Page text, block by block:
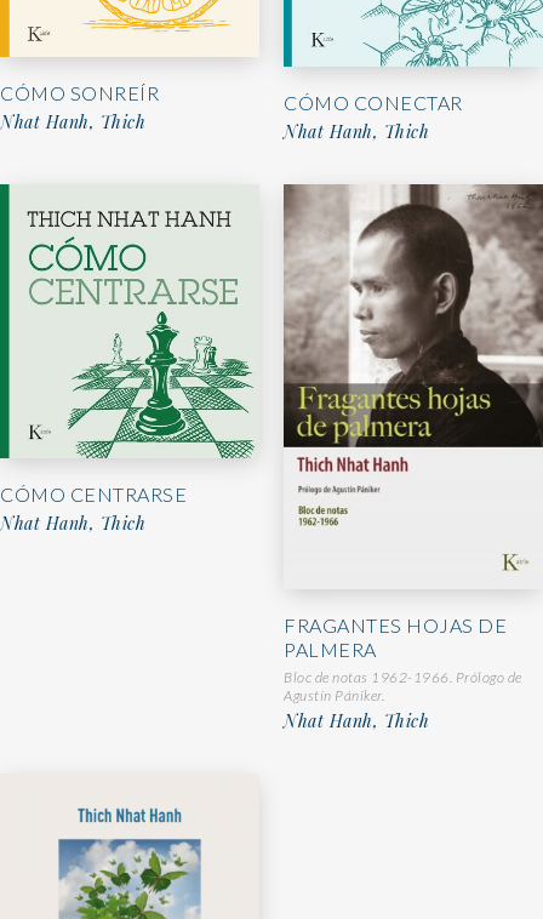
CÓMO SONREÍR
Nhat Hanh, Thich
CÓMO CONECTAR
Nhat Hanh, Thich
CÓMO CENTRARSE
Nhat Hanh, Thich
FRAGANTES HOJAS DE
PALMERA
Bloc de notas 1962-1966. Prólogo de
Agustín Pániker.
Nhat Hanh, Thich